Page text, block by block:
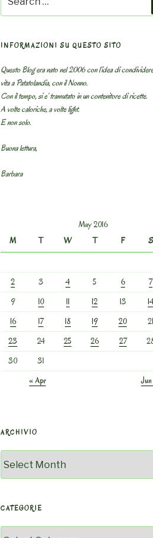
for:
INFORMAZIONI SU QUESTO SITO
Questo Blog era nato nel 2006 con l’idea di
vita a Patatolandia, con il Nonno.
Con il tempo, si e’ tramutato in un contenitore di ricette.
A volte caloriche, a volte light.
E non solo.
Buona lettura,
Barbara
May 2016
M
T W T F S
2
3 4 5 6 7
9
10 11 12 13 14
16
17 18 19 20 21
23
24 25 26 27
30
31
« Apr
ARCHIVIO
CATEGORIE